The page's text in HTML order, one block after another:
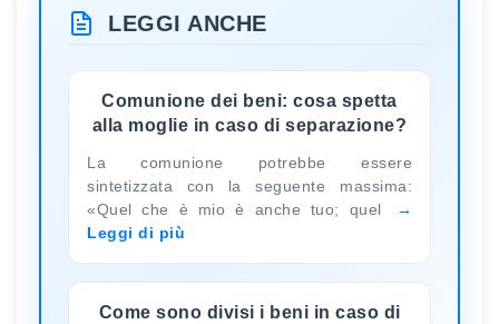
LEGGI ANCHE
Comunione dei beni: cosa spetta
alla moglie in caso di separazione?
La comunione potrebbe essere
sintetizzata con la seguente massima:
«Quel che è mio è anche tuo; quel
Leggi di più
Come sono divisi i beni in caso di